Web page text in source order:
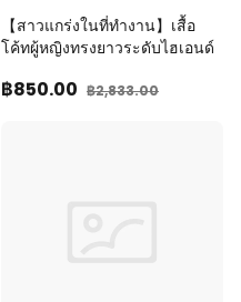
【สาวแกร่งในที่ทำงาน】เสื้อ
โค้ทผู้หญิงทรงยาวระดับไฮเอนด์
฿850.00 ฿2,833.00